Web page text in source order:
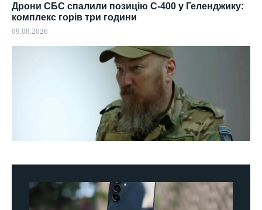
Дрони СБС спалили позицію С-400 у Геленджику:
комплекс горів три години
09.08.2026